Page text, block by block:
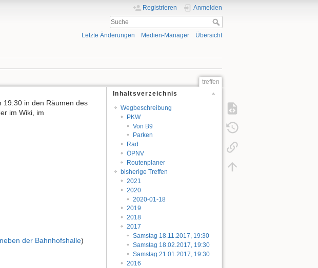
Registrieren Anmelden
Letzte Änderungen Medien-Manager Übersicht
treffen
Inhaltsverzeichnis
Wegbeschreibung
PKW
Von B9
Parken
Rad
ÖPNV
Routenplaner
bisherige Treffen
2021
2020
2020-01-18
2019
2018
2017
Samstag 18.11.2017, 19:30
Samstag 18.02.2017, 19:30
Samstag 21.01.2017, 19:30
2016
19:30 in den Räumen des
im Wiki, im
der Bahnhofshalle)